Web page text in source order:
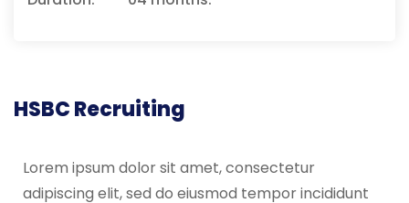
HSBC Recruiting
Lorem ipsum dolor sit amet, consectetur
adipiscing elit, sed do eiusmod tempor incididunt